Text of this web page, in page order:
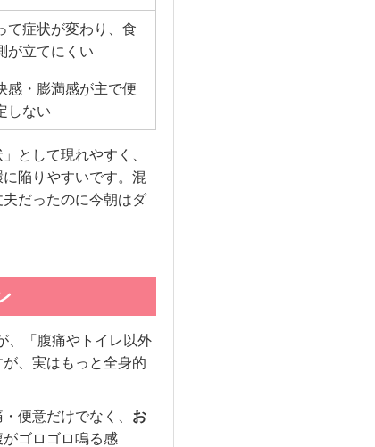
て症状が変わり、食
が立てにくい
感・膨満感が主で便
しない
として現れやすく、
陥りやすいです。混
だったのに今朝はダ
、「腹痛やトイレ以外
、実はもっと全身的
便意だけでなく、 お
ゴロゴロ鳴る感